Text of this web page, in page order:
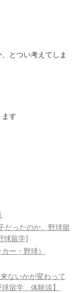
とつい考えてしま
す
だったのか。野球留
球留学]
ー・野球）
ないかが変わって
球留学 体験談】